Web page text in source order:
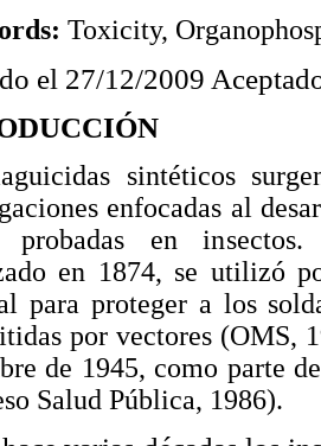
Toxicity,
el 27/12/2009
sintéticos
enfocadas al
probadas en
en 1874, se utilizó
para proteger a los
por vectores (OMS,
de 1945, como parte
Salud Pública, 1986).